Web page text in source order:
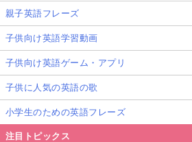
親子英語フレーズ
子供向け英語学習動画
子供向け英語ゲーム・アプリ
子供に人気の英語の歌
小学生のための英語フレーズ
注目トピックス